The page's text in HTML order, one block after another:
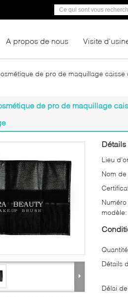
A propos de nous Visite
de pro de maquillage
de pro de maquillage
Lieu
Nom
modèle:
Détails
Délai